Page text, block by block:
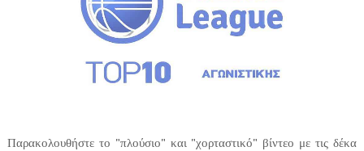
Παρακολουθήστε το "πλούσιο" και "χορταστικό" βίντεο με τις δέκα